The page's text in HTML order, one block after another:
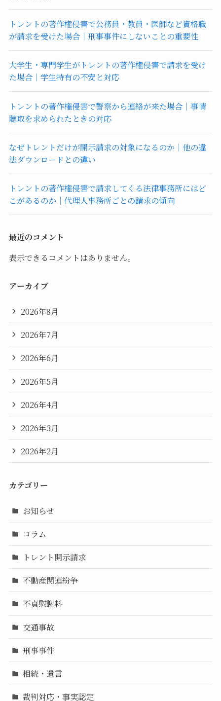
トレントの著作権侵害で公務員・教員・医師など資格職
が請求を受けた場合｜刑事事件にしないことの重要性
大学生・専門学生がトレントの著作権侵害で請求を受け
た場合｜学生特有の不安と対応
トレントの著作権侵害で警察から連絡が来た場合｜事情
聴取を求められたときの対応
なぜトレントだけが開示請求の対象になるのか｜他の違
法ダウンロードとの違い
トレントの著作権侵害で請求してくる法律事務所にはど
こがあるのか｜代理人事務所ごとの請求の傾向
最近のコメント
表示できるコメントはありません。
アーカイブ
2026年8月
2026年7月
2026年6月
2026年5月
2026年4月
2026年3月
2026年2月
カテゴリー
お知らせ
コラム
トレント開示請求
不動産関連紛争
不貞慰謝料
交通事故
刑事事件
相続・遺言
裁判対応・事実認定